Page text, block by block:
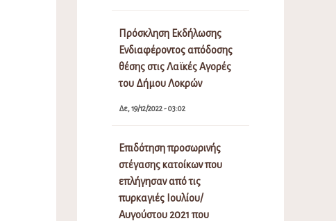
Πρόσκληση Εκδήλωσης
Ενδιαφέροντος απόδοσης
θέσης στις Λαϊκές Αγορές
του Δήμου Λοκρών
Δε, 19/12/2022 - 03:02
Επιδότηση προσωρινής
στέγασης κατοίκων που
επλήγησαν από τις
πυρκαγιές Ιουλίου/
Αυγούστου 2021 που